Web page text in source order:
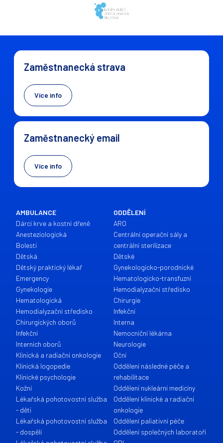
Zaměstnanecká strava
Více info
Zaměstnanecký email
Více info
AMBULANCE
Dárci krve a kostní dřeně
Anesteziologická
Bolesti
Dětská
Dětský praktický lékař
Emergency
Gynekologie
Hematologická
Hemodialyzační středisko
Chirurgických oborů
Infekční
Interních oborů
Klinická a radiační onkologie
Klinická logopedie
Klinické psychologie
Kožní
Lékařská pohotovostní služba
- děti
Lékařská pohotovostní služba
- dospělí
ODDĚLENÍ
ARO
Centrální operační sály a
centrální sterilizace
Dětské
Gynekologicko-porodnické
Hematologicko-transfuzní
Hemodialyzační středisko
Chirurgie
Infekční
Interna
Nemocniční lékárna
Neurologie
Oční
Oddělení následné péče a
rehabilitace
Oddělení nukleární medicíny
Oddělení klinické a radiační
onkologie
Oddělení paliativní péče
Oddělení společných laboratoří